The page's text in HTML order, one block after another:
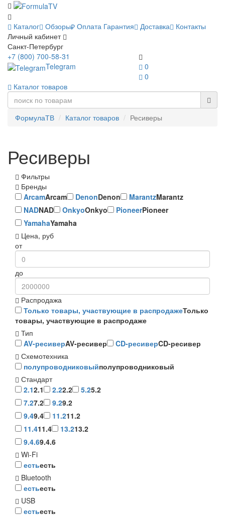
Каталог Обзоры Оплата Гарантия Доставка
Контакты
Личный кабинет
Санкт-Петербург
0
0
+7 (800) 700-58-31
Telegram
Каталог товаров
ФормулаТВ Каталог товаров Ресиверы
Ресиверы
Фильтры
Бренды
ArcamArcam DenonDenon MarantzMarantz
NADNAD OnkyoOnkyo PioneerPioneer
YamahaYamaha
Цена, руб
от
до
Распродажа
Только товары, участвующие в распродажеТолько
товары, участвующие в распродаже
Тип
AV-ресиверAV-ресивер CD-ресиверCD-ресивер
Схемотехника
полупроводниковыйполупроводниковый
Стандарт
2.12.1 2.22.2 5.25.2
7.27.2 9.29.2
9.49.4 11.211.2
11.411.4 13.213.2
9.4.69.4.6
Wi-Fi
естьесть
Bluetooth
естьесть
USB
естьесть